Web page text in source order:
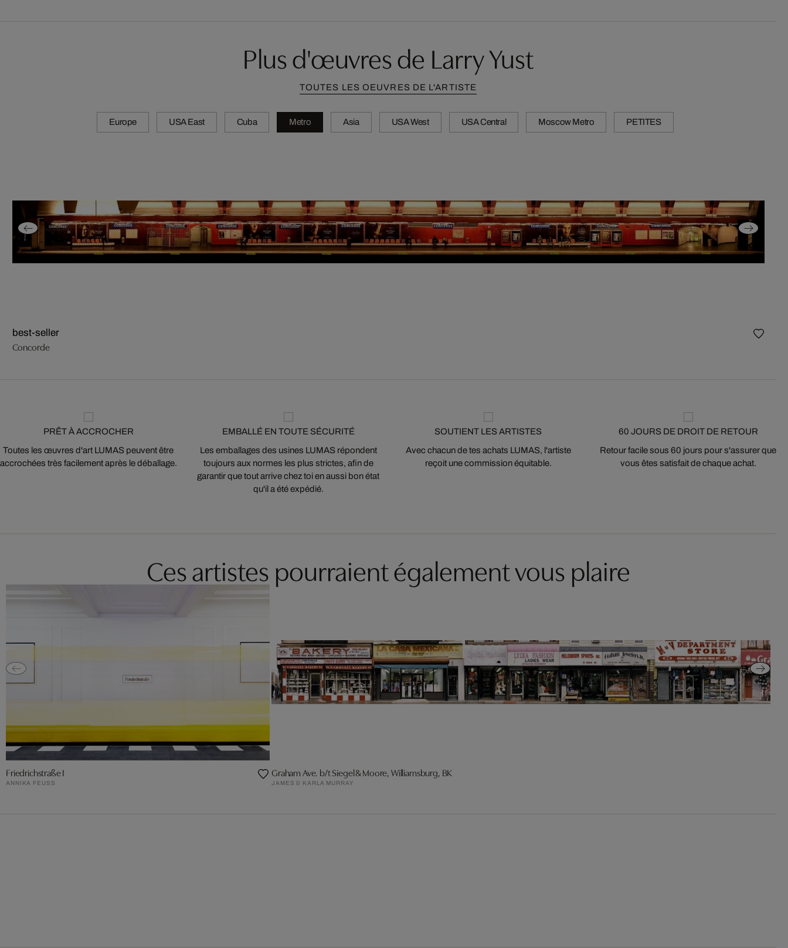
Plus d'œuvres de Larry Yust
TOUTES LES OEUVRES DE L'ARTISTE
Europe USA East Cuba Metro Asia USA West USA Central Moscow Metro PETITES
best-seller
Concorde
PRÊT À ACCROCHER
Toutes les œuvres d'art LUMAS peuvent être
accrochées très facilement après le déballage.
EMBALLÉ EN TOUTE SÉCURITÉ
Les emballages des usines LUMAS répondent
toujours aux normes les plus strictes, afin de
garantir que tout arrive chez toi en aussi bon état
qu'il a été expédié.
SOUTIENT LES ARTISTES
Avec chacun de tes achats LUMAS, l'artiste
reçoit une commission équitable.
60 JOURS DE DROIT DE RETOUR
Retour facile sous 60 jours pour s'assurer que
vous êtes satisfait de chaque achat.
Ces artistes pourraient également vous plaire
Friedrichstraße I
ANNIKA FEUSS
Graham Ave. b/t Siegel & Moore, Williamsburg, BK
JAMES & KARLA MURRAY